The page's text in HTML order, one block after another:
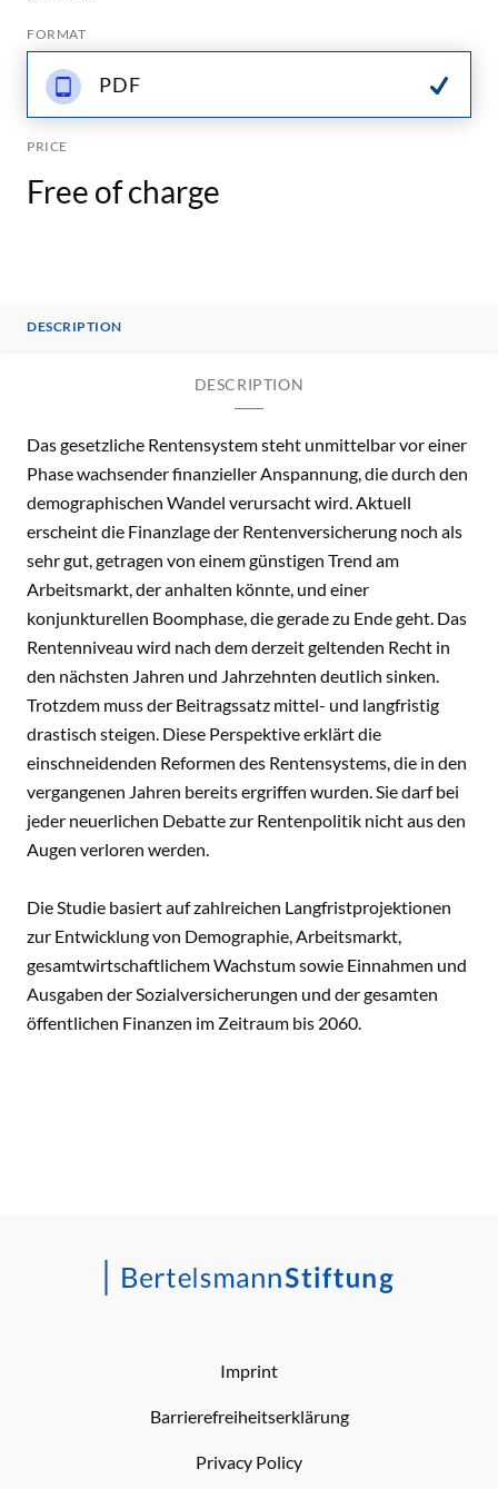
FORMAT
PDF
PRICE
Free of charge
DESCRIPTION
DESCRIPTION
Das gesetzliche Rentensystem steht unmittelbar vor einer
Phase wachsender finanzieller Anspannung, die durch den
demographischen Wandel verursacht wird. Aktuell
erscheint die Finanzlage der Rentenversicherung noch als
sehr gut, getragen von einem günstigen Trend am
Arbeitsmarkt, der anhalten könnte, und einer
konjunkturellen Boomphase, die gerade zu Ende geht. Das
Rentenniveau wird nach dem derzeit geltenden Recht in
den nächsten Jahren und Jahrzehnten deutlich sinken.
Trotzdem muss der Beitragssatz mittel- und langfristig
drastisch steigen. Diese Perspektive erklärt die
einschneidenden Reformen des Rentensystems, die in den
vergangenen Jahren bereits ergriffen wurden. Sie darf bei
jeder neuerlichen Debatte zur Rentenpolitik nicht aus den
Augen verloren werden.
Die Studie basiert auf zahlreichen Langfristprojektionen
zur Entwicklung von Demographie, Arbeitsmarkt,
gesamtwirtschaftlichem Wachstum sowie Einnahmen und
Ausgaben der Sozialversicherungen und der gesamten
öffentlichen Finanzen im Zeitraum bis 2060.
Imprint
Barrierefreiheitserklärung
Privacy Policy